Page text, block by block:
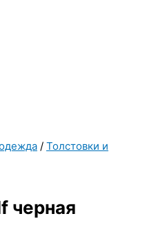
/ Толстовки и
черная